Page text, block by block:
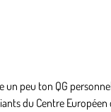
un peu ton QG
du Centre